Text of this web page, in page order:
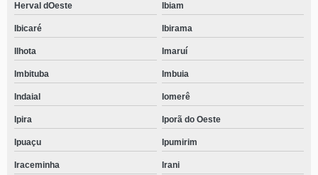
Herval dOeste Ibiam
Ibicaré Ibirama
Ilhota Imaruí
Imbituba Imbuia
Indaial Iomerê
Ipira Iporã do Oeste
Ipuaçu Ipumirim
Iraceminha Irani